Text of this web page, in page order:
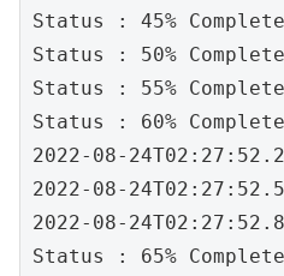
Status : 45%
Status : 50%
Status : 55%
Status : 60%
2022-08-
2022-08-
2022-08-
Status : 65%